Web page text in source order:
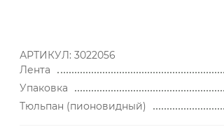
АРТИКУЛ: 3022056
Лента
Упаковка
Тюльпан (пионовидный)